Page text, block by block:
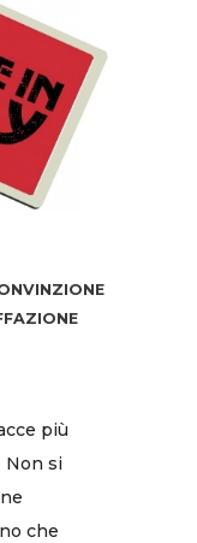
più
Non si
che